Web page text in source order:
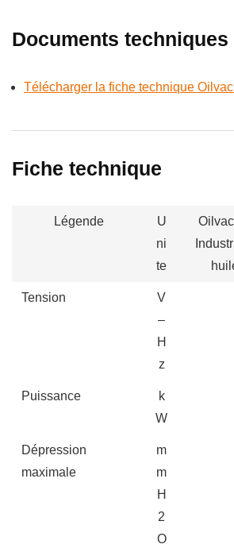
Documents techniques
Télécharger la fiche technique
Fiche technique
Légende
U
ni
te
Tension
V
–
H
z
Puissance
k
W
Dépression
maximale
m
m
H
2
O